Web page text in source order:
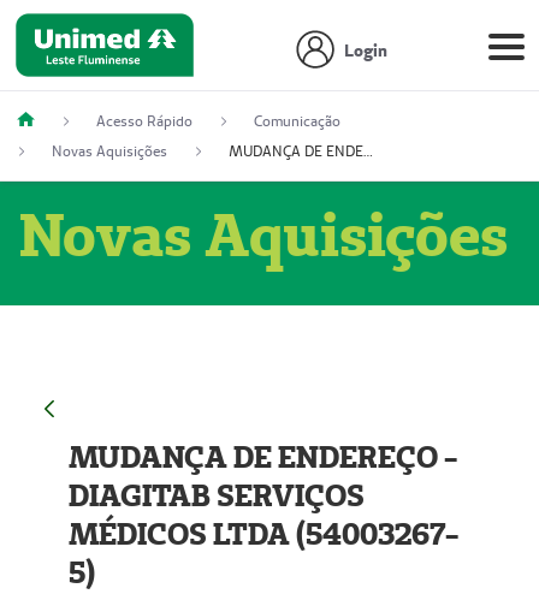
Login
Acesso Rápido
Comunicação
Novas Aquisições
MUDANÇA DE ENDEREÇO - DIAGITAB SERVIÇOS MÉDICOS LTDA (54003267-5)
Novas Aquisições
MUDANÇA DE ENDEREÇO -
DIAGITAB SERVIÇOS
MÉDICOS LTDA (54003267-
5)